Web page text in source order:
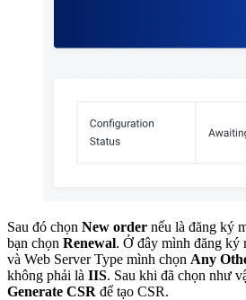
Sau đó chọn New order nếu là đăng ký
bạn chọn Renewal. Ở đây mình đăng ký
và Web Server Type mình chọn Any
không phải là IIS. Sau khi đã chọn như
Generate CSR để tạo CSR.